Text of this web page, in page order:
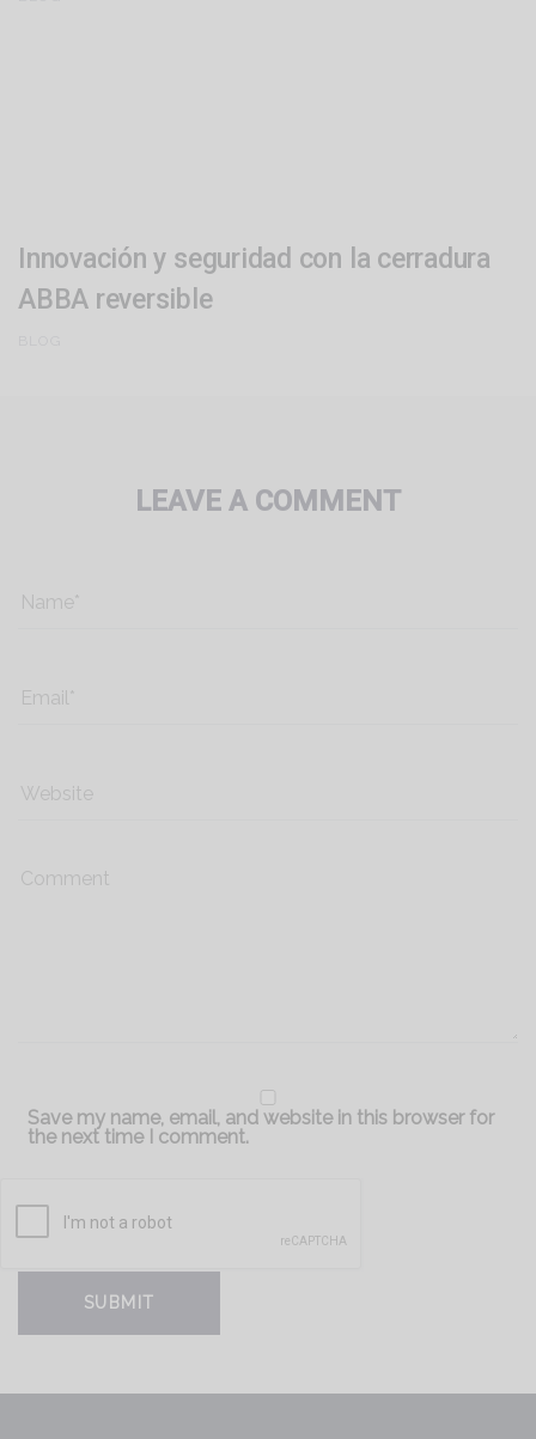
Innovación y seguridad con la cerradura
ABBA reversible
LEAVE A COMMENT
Save my name, email, and website in this browser for
the next time I comment.